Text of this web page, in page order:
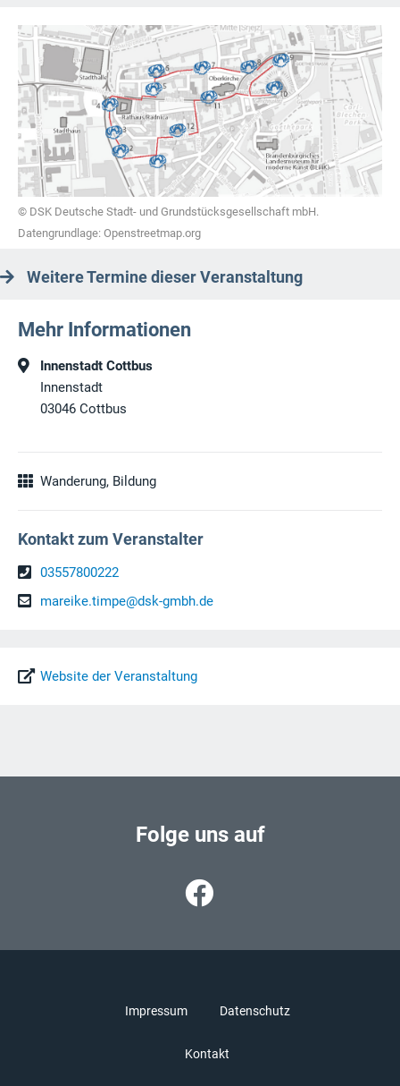
© DSK Deutsche Stadt- und Grundstücksgesellschaft mbH.
Datengrundlage: Openstreetmap.org
Weitere Termine dieser Veranstaltung
Mehr Informationen
Innenstadt Cottbus
Innenstadt
03046 Cottbus
Wanderung, Bildung
Kontakt zum Veranstalter
03557800222
mareike.timpe@dsk-gmbh.de
Website der Veranstaltung
Folge uns auf
Impressum Datenschutz
Kontakt